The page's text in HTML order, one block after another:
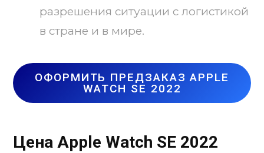
разрешения ситуации с логистикой
в стране и в мире.
ОФОРМИТЬ ПРЕДЗАКАЗ APPLE
WATCH SE 2022
Цена Apple Watch SE 2022